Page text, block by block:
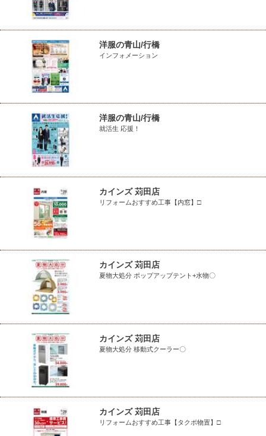
洋服の青山/行橋
インフォメーション
洋服の青山/行橋
就活生 応援！
カインズ 苅田店
リフォームおすすめ工事【内窓】□
カインズ 苅田店
夏物大処分 ポップアップテント+水物〇
カインズ 苅田店
夏物大処分 移動式クーラー〇
カインズ 苅田店
リフォームおすすめ工事【タクボ物置】□